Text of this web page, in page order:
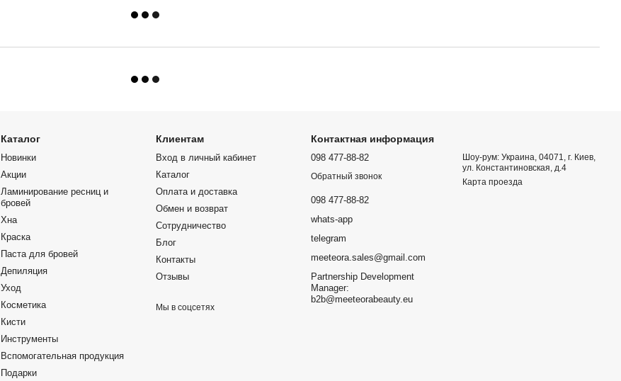
Каталог
Новинки
Акции
Ламинирование ресниц и
бровей
Хна
Краска
Паста для бровей
Депиляция
Уход
Косметика
Кисти
Инструменты
Вспомогательная продукция
Подарки
Клиентам
Вход в личный кабинет
Каталог
Оплата и доставка
Обмен и возврат
Сотрудничество
Блог
Контакты
Отзывы
Мы в соцсетях
Контактная информация
098 477-88-82
Обратный звонок
098 477-88-82
whats-app
telegram
meeteora.sales@gmail.com
Partnership Development
Manager:
b2b@meeteorabeauty.eu
Шоу-рум: Украина, 04071, г. Киев,
ул. Константиновская, д.4
Карта проезда